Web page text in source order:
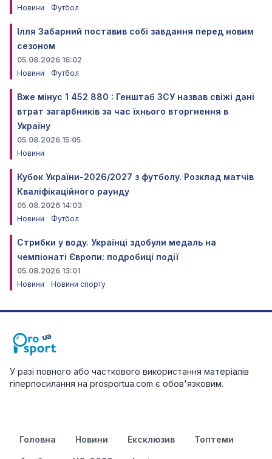
Новини
Футбол
Ілля Забарний поставив собі завдання перед новим
сезоном
05.08.2026 16:02
Новини
Футбол
Вже мінус 1 452 880 : Генштаб ЗСУ назвав свіжі дані
втрат загарбників за час їхнього вторгнення в
Україну
05.08.2026 15:05
Новини
Кубок України-2026/2027 з футболу. Розклад матчів
Кваліфікаційного раунду
05.08.2026 14:03
Новини
Футбол
Стрибки у воду. Українці здобули медаль на
чемпіонаті Європи: подробиці події
05.08.2026 13:01
Новини
Новини спорту
У разі повного або часткового використання матеріалів
гіперпосилання на prosportua.com є обов'язковим.
Головна Новини Ексклюзив Топтеми